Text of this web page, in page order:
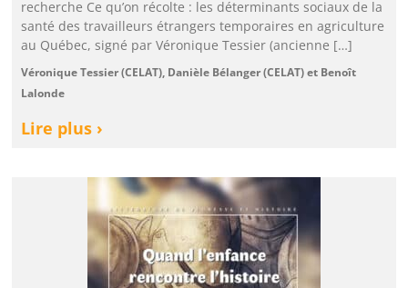
recherche Ce qu’on récolte : les déterminants sociaux de la
santé des travailleurs étrangers temporaires en agriculture
au Québec, signé par Véronique Tessier (ancienne […]
Véronique Tessier (CELAT), Danièle Bélanger (CELAT) et Benoît
Lalonde
Lire plus ›